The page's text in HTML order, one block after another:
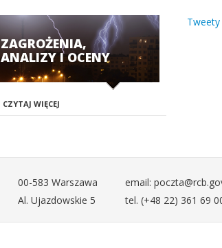
ZAGROŻENIA,
ANALIZY I OCENY
CZYTAJ WIĘCEJ
Tweety
00-583 Warszawa
Al. Ujazdowskie 5
email:
tel. (+48 22) 361 69